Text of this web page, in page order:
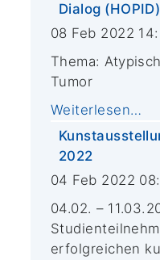
Dialog (HOPID)
08 Feb 2022
Thema:
Tumor
Weiterlesen…
2022
04 Feb 2022
04.02. –
erfolgreichen